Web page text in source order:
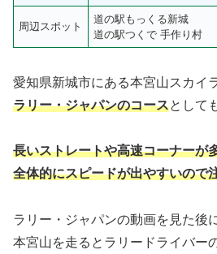
周辺スポット
道の駅もっくる新城
道の駅つくで 手作り村
愛知県新城市にある本宮山スカイ
ラリー・ジャパンのコースとして
長いストレートや高速コーナーが
全体的にスピードが出やすいので
ラリー・ジャパンの動画を見た後
本宮山を走るとラリードライバー